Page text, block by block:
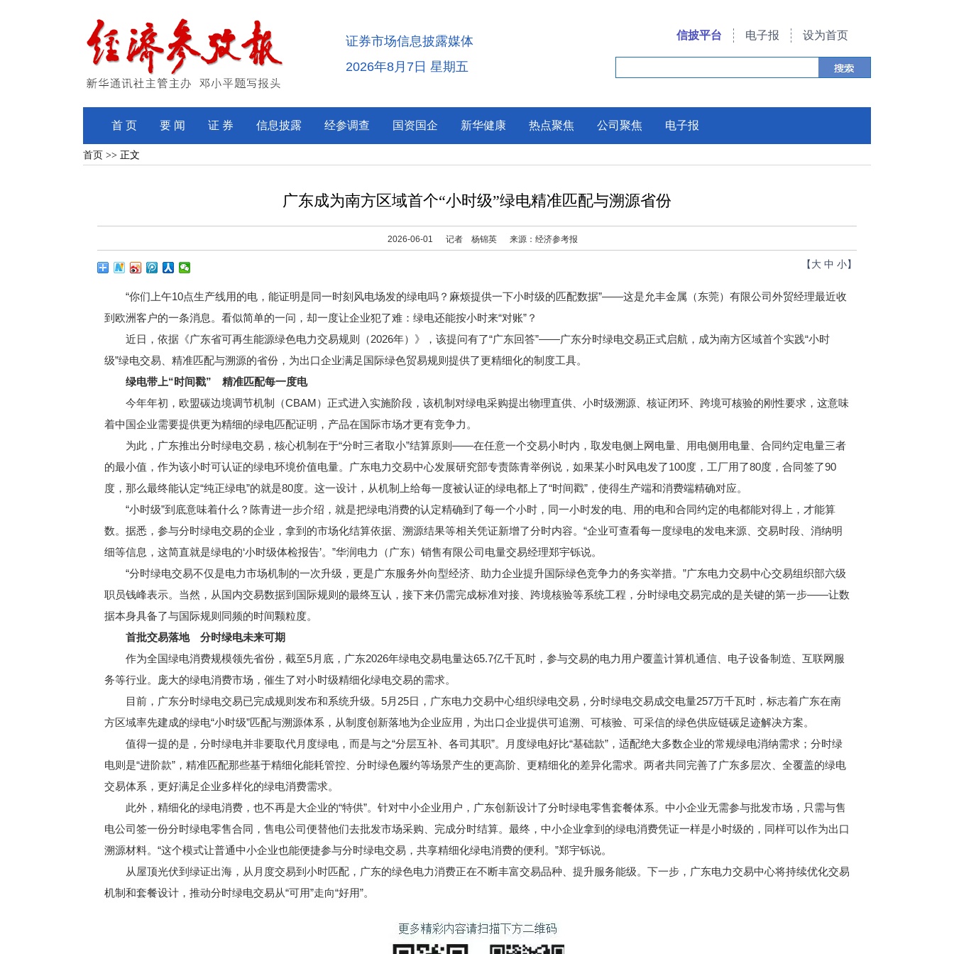
证券市场信息披露媒体
2026年8月7日 星期五
信披平台 电子报 设为首页
首 页 要 闻 证 券 信息披露 经参调查 国资国企 新华健康 热点聚焦 公司聚焦 电子报
首页 >> 正文
广东成为南方区域首个“小时级”绿电精准匹配与溯源省份
2026-06-01 记者 杨锦英 来源：经济参考报
【 大 中 小】
“你们上午10点生产线用的电，能证明是同一时刻风电场发的绿电吗？麻烦提供一下小时级的匹配数据”——这是允丰金属（东莞）有限公司外贸经理最近收
到欧洲客户的一条消息。看似简单的一问，却一度让企业犯了难：绿电还能按小时来“对账”？
近日，依据《广东省可再生能源绿色电力交易规则（2026年）》，该提问有了“广东回答”——广东分时绿电交易正式启航，成为南方区域首个实践“小时
级”绿电交易、精准匹配与溯源的省份，为出口企业满足国际绿色贸易规则提供了更精细化的制度工具。
绿电带上“时间戳” 精准匹配每一度电
今年年初，欧盟碳边境调节机制（CBAM）正式进入实施阶段，该机制对绿电采购提出物理直供、小时级溯源、核证闭环、跨境可核验的刚性要求，这意味
着中国企业需要提供更为精细的绿电匹配证明，产品在国际市场才更有竞争力。
为此，广东推出分时绿电交易，核心机制在于“分时三者取小”结算原则——在任意一个交易小时内，取发电侧上网电量、用电侧用电量、合同约定电量三者
的最小值，作为该小时可认证的绿电环境价值电量。广东电力交易中心发展研究部专责陈青举例说，如果某小时风电发了100度，工厂用了80度，合同签了90
度，那么最终能认定“纯正绿电”的就是80度。这一设计，从机制上给每一度被认证的绿电都上了“时间戳”，使得生产端和消费端精确对应。
“小时级”到底意味着什么？陈青进一步介绍，就是把绿电消费的认定精确到了每一个小时，同一小时发的电、用的电和合同约定的电都能对得上，才能算
数。据悉，参与分时绿电交易的企业，拿到的市场化结算依据、溯源结果等相关凭证新增了分时内容。“企业可查看每一度绿电的发电来源、交易时段、消纳明
细等信息，这简直就是绿电的‘小时级体检报告’。”华润电力（广东）销售有限公司电量交易经理郑宇铄说。
“分时绿电交易不仅是电力市场机制的一次升级，更是广东服务外向型经济、助力企业提升国际绿色竞争力的务实举措。”广东电力交易中心交易组织部六级
职员钱峰表示。当然，从国内交易数据到国际规则的最终互认，接下来仍需完成标准对接、跨境核验等系统工程，分时绿电交易完成的是关键的第一步——让数
据本身具备了与国际规则同频的时间颗粒度。
首批交易落地 分时绿电未来可期
作为全国绿电消费规模领先省份，截至5月底，广东2026年绿电交易电量达65.7亿千瓦时，参与交易的电力用户覆盖计算机通信、电子设备制造、互联网服
务等行业。庞大的绿电消费市场，催生了对小时级精细化绿电交易的需求。
目前，广东分时绿电交易已完成规则发布和系统升级。5月25日，广东电力交易中心组织绿电交易，分时绿电交易成交电量257万千瓦时，标志着广东在南
方区域率先建成的绿电“小时级”匹配与溯源体系，从制度创新落地为企业应用，为出口企业提供可追溯、可核验、可采信的绿色供应链碳足迹解决方案。
值得一提的是，分时绿电并非要取代月度绿电，而是与之“分层互补、各司其职”。月度绿电好比“基础款”，适配绝大多数企业的常规绿电消纳需求；分时绿
电则是“进阶款”，精准匹配那些基于精细化能耗管控、分时绿色履约等场景产生的更高阶、更精细化的差异化需求。两者共同完善了广东多层次、全覆盖的绿电
交易体系，更好满足企业多样化的绿电消费需求。
此外，精细化的绿电消费，也不再是大企业的“特供”。针对中小企业用户，广东创新设计了分时绿电零售套餐体系。中小企业无需参与批发市场，只需与售
电公司签一份分时绿电零售合同，售电公司便替他们去批发市场采购、完成分时结算。最终，中小企业拿到的绿电消费凭证一样是小时级的，同样可以作为出口
溯源材料。“这个模式让普通中小企业也能便捷参与分时绿电交易，共享精细化绿电消费的便利。”郑宇铄说。
从屋顶光伏到绿证出海，从月度交易到小时匹配，广东的绿色电力消费正在不断丰富交易品种、提升服务能级。下一步，广东电力交易中心将持续优化交易
机制和套餐设计，推动分时绿电交易从“可用”走向“好用”。